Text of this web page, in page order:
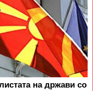
на држави со